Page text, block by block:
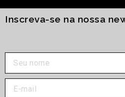
Inscreva-se na nossa